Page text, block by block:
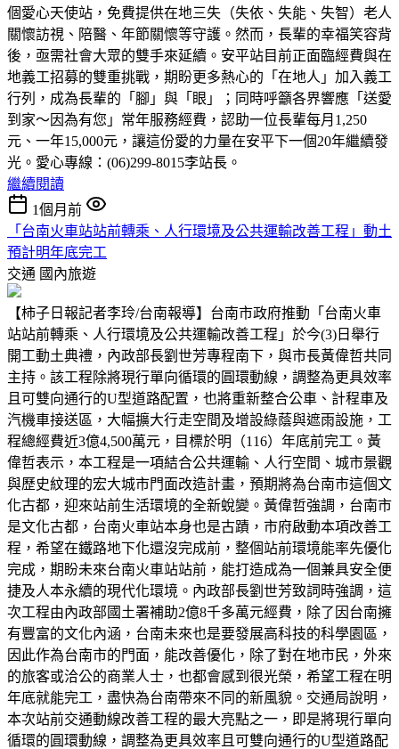
個愛心天使站，免費提供在地三失（失依、失能、失智）老人
關懷訪視、陪醫、年節關懷等守護。然而，長輩的幸福笑容背
後，亟需社會大眾的雙手來延續。安平站目前正面臨經費與在
地義工招募的雙重挑戰，期盼更多熱心的「在地人」加入義工
行列，成為長輩的「腳」與「眼」；同時呼籲各界響應「送愛
到家～因為有您」常年服務經費，認助一位長輩每月1,250
元、一年15,000元，讓這份愛的力量在安平下一個20年繼續發
光。愛心專線：(06)299-8015李站長。
繼續閱讀
1個月前
「台南火車站站前轉乘、人行環境及公共運輸改善工程」動土
預計明年底完工
交通 國內旅遊
【柿子日報記者李玲/台南報導】台南市政府推動「台南火車
站站前轉乘、人行環境及公共運輸改善工程」於今(3)日舉行
開工動土典禮，內政部長劉世芳專程南下，與市長黃偉哲共同
主持。該工程除將現行單向循環的圓環動線，調整為更具效率
且可雙向通行的U型道路配置，也將重新整合公車、計程車及
汽機車接送區，大幅擴大行走空間及增設綠蔭與遮雨設施，工
程總經費近3億4,500萬元，目標於明（116）年底前完工。黃
偉哲表示，本工程是一項結合公共運輸、人行空間、城市景觀
與歷史紋理的宏大城市門面改造計畫，預期將為台南市這個文
化古都，迎來站前生活環境的全新蛻變。黃偉哲強調，台南市
是文化古都，台南火車站本身也是古蹟，市府啟動本項改善工
程，希望在鐵路地下化還沒完成前，整個站前環境能率先優化
完成，期盼未來台南火車站站前，能打造成為一個兼具安全便
捷及人本永續的現代化環境。內政部長劉世芳致詞時強調，這
次工程由內政部國土署補助2億8千多萬元經費，除了因台南擁
有豐富的文化內涵，台南未來也是要發展高科技的科學園區，
因此作為台南市的門面，能改善優化，除了對在地市民，外來
的旅客或洽公的商業人士，也都會感到很光榮，希望工程在明
年底就能完工，盡快為台南帶來不同的新風貌。交通局說明，
本次站前交通動線改善工程的最大亮點之一，即是將現行單向
循環的圓環動線，調整為更具效率且可雙向通行的U型道路配